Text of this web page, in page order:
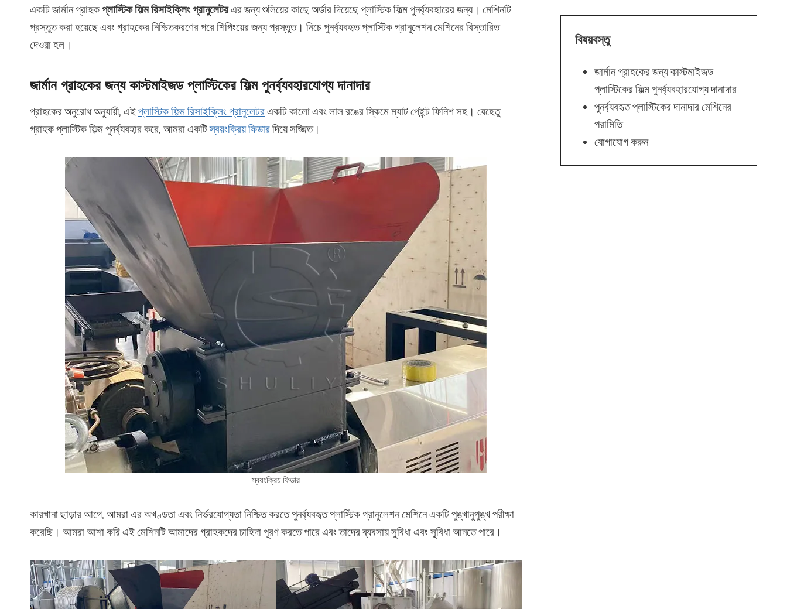
একটি জার্মান গ্রাহকপ্লাস্টিক ফিল্ম রিসাইক্লিং গ্রানুলেটরএর জন্য শুলিয়ের কাছে অর্ডার দিয়েছে প্লাস্টিক ফিল্ম পুনর্ব্যবহারের জন্য। মেশিনটি
প্রস্তুত করা হয়েছে এবং গ্রাহকের নিশ্চিতকরণের পরে শিপিংয়ের জন্য প্রস্তুত। নিচে পুনর্ব্যবহৃত প্লাস্টিক গ্রানুলেশন মেশিনের বিস্তারিত
দেওয়া হল।
জার্মান গ্রাহকের জন্য কাস্টমাইজড প্লাস্টিকের ফিল্ম পুনর্ব্যবহারযোগ্য দানাদার
গ্রাহকের অনুরোধ অনুযায়ী, এইপ্লাস্টিক ফিল্ম রিসাইক্লিং গ্রানুলেটরএকটি কালো এবং লাল রঙের স্কিমে ম্যাট পেইন্ট ফিনিশ সহ। যেহেতু
গ্রাহক প্লাস্টিক ফিল্ম পুনর্ব্যবহার করে, আমরা একটিস্বয়ংক্রিয় ফিডারদিয়ে সজ্জিত।
স্বয়ংক্রিয় ফিডার
কারখানা ছাড়ার আগে, আমরা এর অখণ্ডতা এবং নির্ভরযোগ্যতা নিশ্চিত করতে পুনর্ব্যবহৃত প্লাস্টিক গ্রানুলেশন মেশিনে একটি পুঙ্খানুপুঙ্খ পরীক্ষা
করেছি। আমরা আশা করি এই মেশিনটি আমাদের গ্রাহকদের চাহিদা পূরণ করতে পারে এবং তাদের ব্যবসায় সুবিধা এবং সুবিধা আনতে পারে।
বিষয়বস্তু
জার্মান গ্রাহকের জন্য কাস্টমাইজড
প্লাস্টিকের ফিল্ম পুনর্ব্যবহারযোগ্য দানাদার
পুনর্ব্যবহৃত প্লাস্টিকের দানাদার মেশিনের
পরামিতি
যোগাযোগ করুন